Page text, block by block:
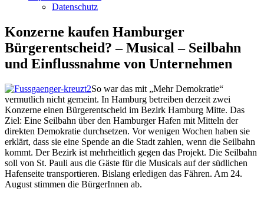
Datenschutz
Konzerne kaufen Hamburger
Bürgerentscheid? – Musical – Seilbahn
und Einflussnahme von Unternehmen
So war das mit „Mehr Demokratie“
vermutlich nicht gemeint. In Hamburg betreiben derzeit zwei
Konzerne einen Bürgerentscheid im Bezirk Hamburg Mitte. Das
Ziel: Eine Seilbahn über den Hamburger Hafen mit Mitteln der
direkten Demokratie durchsetzen. Vor wenigen Wochen haben sie
erklärt, dass sie eine Spende an die Stadt zahlen, wenn die Seilbahn
kommt. Der Bezirk ist mehrheitlich gegen das Projekt. Die Seilbahn
soll von St. Pauli aus die Gäste für die Musicals auf der südlichen
Hafenseite transportieren. Bislang erledigen das Fähren. Am 24.
August stimmen die BürgerInnen ab.